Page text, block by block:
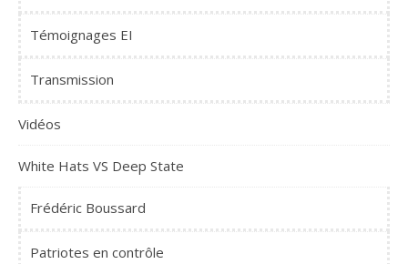
Témoignages EI
Transmission
Vidéos
White Hats VS Deep State
Frédéric Boussard
Patriotes en contrôle